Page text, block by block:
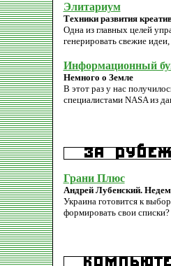
Элитариум
Техники развития
Одна из главных целей
генерировать свежие
Информационный
Немного о Земле
В этот раз у нас
специалистами NASA из
Грани Плюс
Андрей Лубенский.
Украина готовится к
формировать свои